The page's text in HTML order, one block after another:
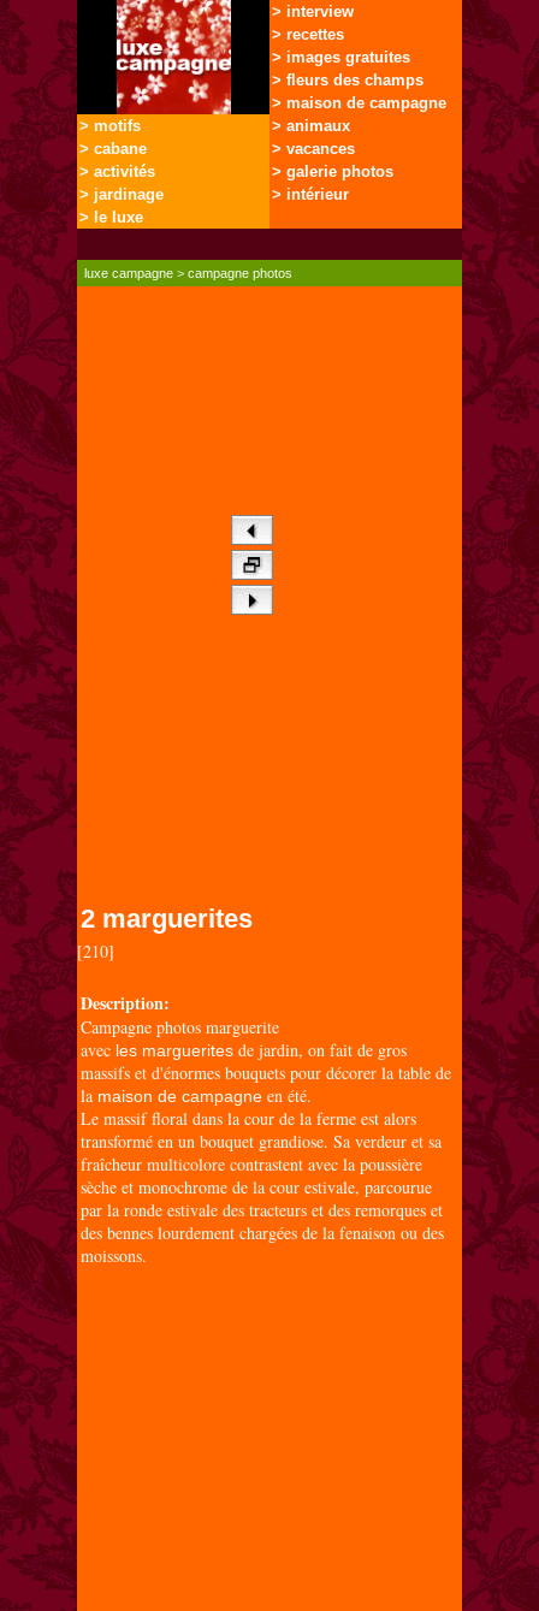
> interview
> recettes
> images gratuites
> fleurs des champs
> maison de campagne
> motifs
> cabane
> activités
> jardinage
> le luxe
> animaux
> vacances
> galerie photos
> intérieur
luxe campagne >campagne photos
2 marguerites
[210]
Description:
Campagne photos marguerite
avec les marguerites de jardin, on fait de gros
massifs et d'énormes bouquets pour décorer la table de
la maison de campagne en été.
Le massif floral dans la cour de la ferme est alors
transformé en un bouquet grandiose. Sa verdeur et sa
fraîcheur multicolore contrastent avec la poussière
sèche et monochrome de la cour estivale, parcourue
par la ronde estivale des tracteurs et des remorques et
des bennes lourdement chargées de la fenaison ou des
moissons.